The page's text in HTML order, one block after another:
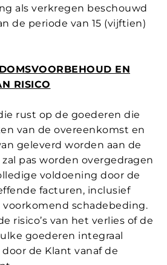
als verkregen beschouwd
de periode van 15 (vijftien)
EN
RISICO
rust op de goederen die
van de overeenkomst en
geleverd worden aan de
zal pas worden overgedragen
voldoening door de
facturen, inclusief
schadebeding.
risico’s van het verlies of de
goederen integraal
de Klant vanaf de